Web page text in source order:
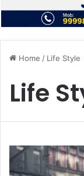
Home / Life Style
Life